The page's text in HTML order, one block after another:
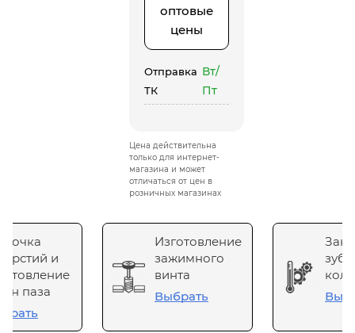
оптовые
цены
Отправка
ТК
Вт/
Пт
Цена действительна
только для интернет-
магазина и может
отличаться от цен в
розничных магазинах
и
паза
Изготовление
зажимного
винта
Выбрать